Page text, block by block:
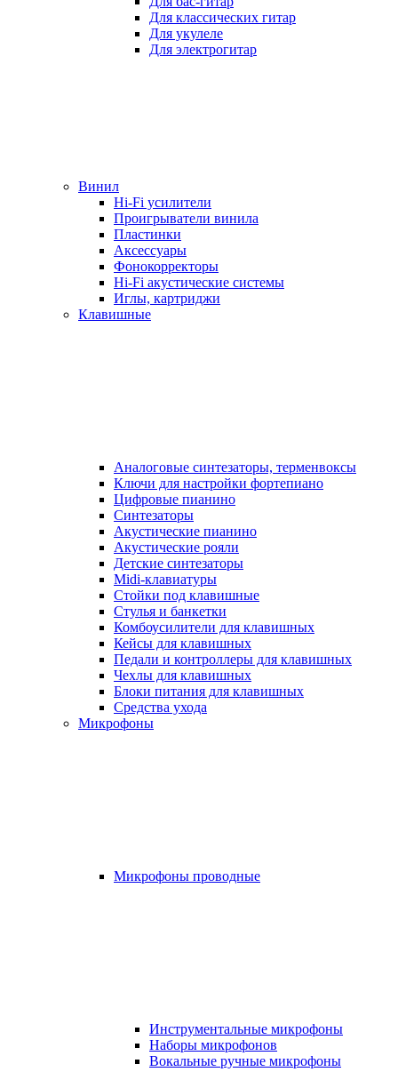
Для классических гитар
Для укулеле
Для электрогитар
Винил
Hi-Fi усилители
Проигрыватели винила
Пластинки
Аксессуары
Фонокорректоры
Hi-Fi акустические системы
Иглы, картриджи
Клавишные
Аналоговые синтезаторы, терменвоксы
Ключи для настройки фортепиано
Цифровые пианино
Синтезаторы
Акустические пианино
Акустические рояли
Детские синтезаторы
Midi-клавиатуры
Стойки под клавишные
Стулья и банкетки
Комбоусилители для клавишных
Кейсы для клавишных
Педали и контроллеры для клавишных
Чехлы для клавишных
Блоки питания для клавишных
Средства ухода
Микрофоны
Микрофоны проводные
Инструментальные микрофоны
Наборы микрофонов
Вокальные ручные микрофоны